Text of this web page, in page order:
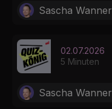
Sascha Wanner
02.07.2026
5 Minuten
Sascha Wanner